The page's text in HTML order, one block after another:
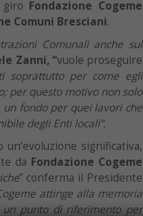
Fondazione Cogeme
Comuni Bresciani.
Comunali anche sul
Zanni, “vuole proseguire
soprattutto per come egli
per questo motivo non solo
fondo per quei lavori che
degli Enti locali”.
significativa,
da Fondazione Cogeme
” conferma il Presidente
attinge alla memoria
punto di riferimento per